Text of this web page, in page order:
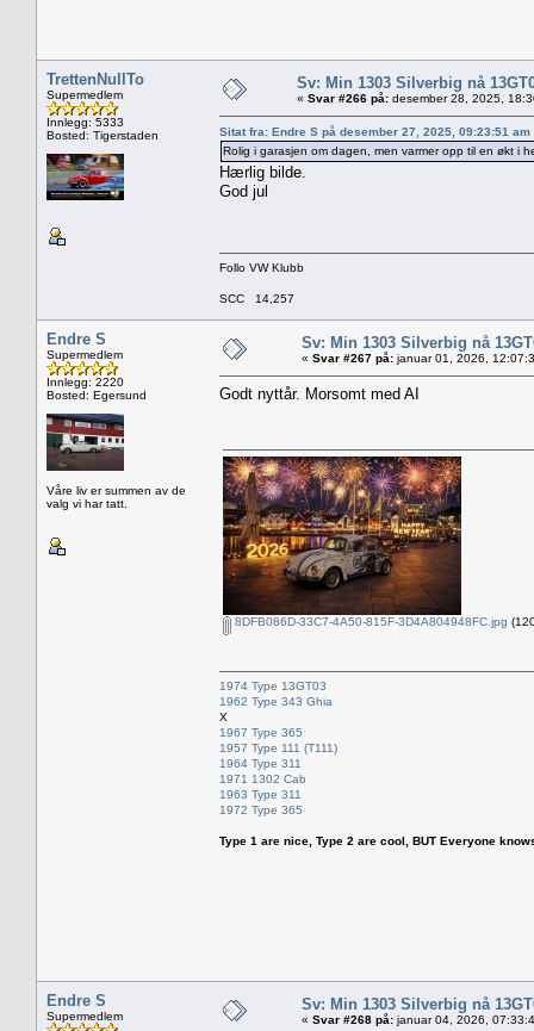
TrettenNullTo
Supermedlem
Innlegg: 5333
Bosted: Tigerstaden
Sv: Min 1303 Silverbig nå
« Svar #266 på: desember 28, 2025,
Sitat fra: Endre S på desember 27, 2025, 09:23:51 am
Rolig i garasjen om dagen, men varmer opp til en økt i
Hærlig bilde.
God jul
Follo VW Klubb
SCC 14,257
Endre S
Supermedlem
Innlegg: 2220
Bosted: Egersund
Våre liv er summen av de
valg vi har tatt.
Sv: Min 1303 Silverbig nå
« Svar #267 på: januar 01, 2026,
Godt nyttår. Morsomt med AI
8DFB086D-33C7-4A50-815F-3D4A804948FC.jpg
1974 Type 13GT03
1962 Type 343 Ghia
X
1967 Type 365
1957 Type 111 (T111)
1964 Type 311
1971 1302 Cab
1963 Type 311
1972 Type 365
Type 1 are nice, Type 2 are cool, BUT Everyone
Endre S
Supermedlem
Sv: Min 1303 Silverbig nå
« Svar #268 på: januar 04, 2026,